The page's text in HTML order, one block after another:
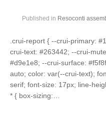
Published in Resoconti
.crui-report { --crui-primary:
crui-text: #263442; --crui-
#d9e1e8; --crui-surface:
auto; color: var(--crui-text);
serif; font-size: 17px; line-
* { box-sizing:…